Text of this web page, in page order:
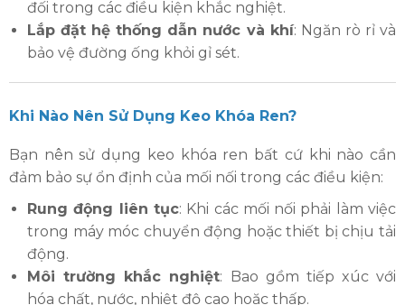
đối trong các điều kiện khắc nghiệt.
Lắp đặt hệ thống dẫn nước và khí: Ngăn rò rỉ và
bảo vệ đường ống khỏi gỉ sét.
Khi Nào Nên Sử Dụng Keo Khóa Ren?
Bạn nên sử dụng keo khóa ren bất cứ khi nào cần
đảm bảo sự ổn định của mối nối trong các điều kiện:
Rung động liên tục: Khi các mối nối phải làm việc
trong máy móc chuyển động hoặc thiết bị chịu tải
động.
Môi trường khắc nghiệt: Bao gồm tiếp xúc với
hóa chất, nước, nhiệt độ cao hoặc thấp.